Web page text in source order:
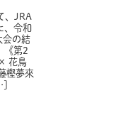
、JRA
、令和
会の結
《第2
花鳥
樫夢來